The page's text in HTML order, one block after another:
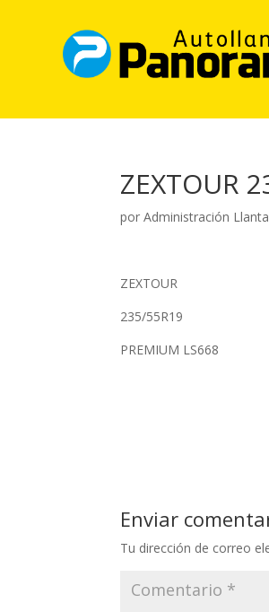
ZEXTOUR
porAdministración
ZEXTOUR
235/55R19
PREMIUM LS668
Enviar
Tu dirección de correo